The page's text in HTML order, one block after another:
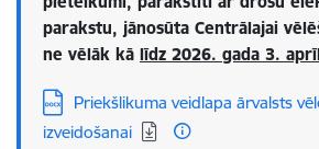
parakstu, jānosūta Centrālajai
ne vēlāk kā līdz 2026. gada 3.
Lejupielādēt:
Priekšlikuma veidlapa ārvalsts
izveidošanai